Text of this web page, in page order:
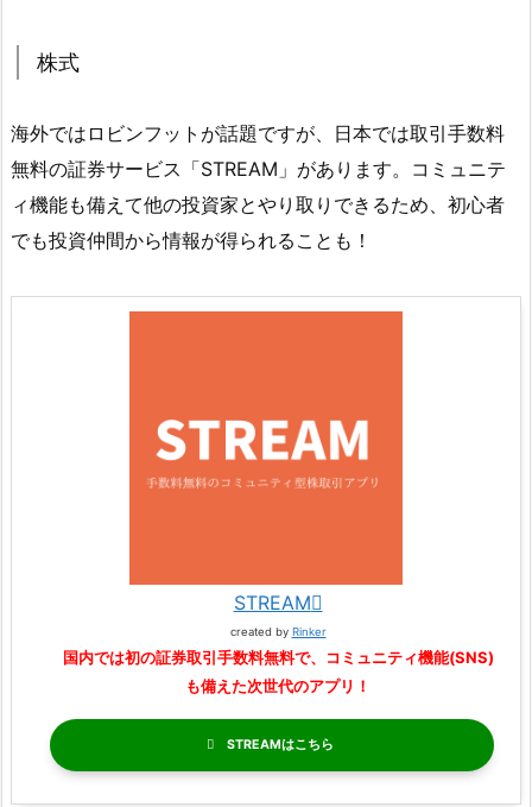
株式
海外ではロビンフットが話題ですが、日本では取引手数料
無料の証券サービス「STREAM」があります。コミュニテ
ィ機能も備えて他の投資家とやり取りできるため、初心者
でも投資仲間から情報が得られることも！
STREAM
created by Rinker
国内では初の証券取引手数料無料で、コミュニティ機能(SNS)
も備えた次世代のアプリ！
STREAM